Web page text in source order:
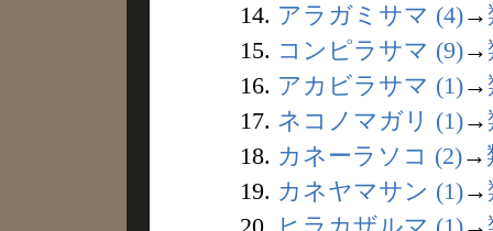
14. アラガミサマ (4)→
15. コンピラサマ (9)→
16. アカビラサマ (1)→
17. ネコノマガリ (1)→
18. カネーラソコ (2)→
19. カネヤマサン (1)→